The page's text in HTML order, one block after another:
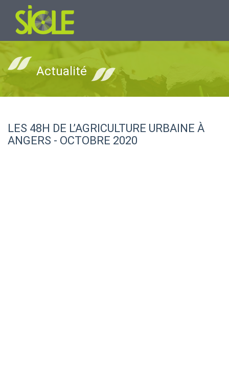
Actualité
LES 48H DE L’AGRICULTURE URBAINE À
ANGERS - OCTOBRE 2020